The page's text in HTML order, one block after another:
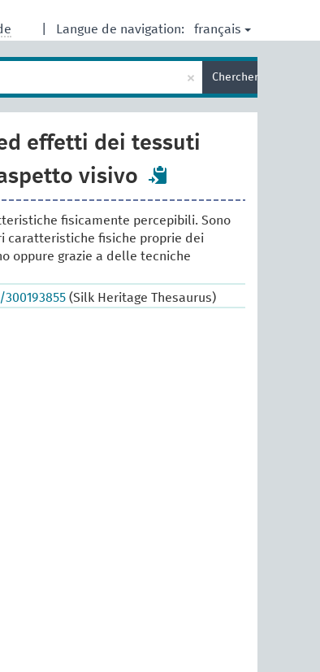
Langue de navigation: français
× Chercher
effetti dei tessuti
visivo
fisicamente percepibili. Sono
caratteristiche fisiche proprie dei
oppure grazie a delle tecniche
(Silk Heritage Thesaurus)